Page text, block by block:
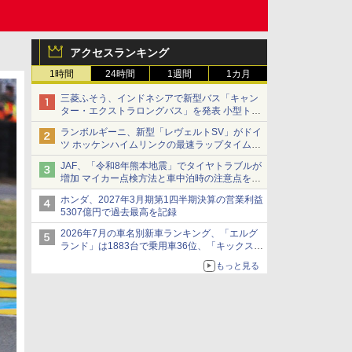
アクセスランキング
1時間 24時間 1週間 1カ月
三菱ふそう、インドネシアで新型バス「キャン
ター・エクストラロングバス」を発表 小型トラ
ックベースの観光・旅客輸送向けバス
ランボルギーニ、新型「レヴェルトSV」がドイ
ツ ホッケンハイムリンクの最速ラップタイムを
記録
JAF、「令和8年熊本地震」でタイヤトラブルが
増加 マイカー点検方法と車中泊時の注意点を呼
びかけ
ホンダ、2027年3月期第1四半期決算の営業利益
5307億円で過去最高を記録
2026年7月の車名別新車ランキング、「エルグ
ランド」は1883台で乗用車36位、「キックス」
もっと見る